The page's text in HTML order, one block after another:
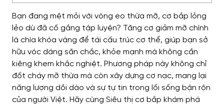
Bạn đang mệt mỏi với vòng eo thừa mỡ, cơ bắp lỏng
lẻo dù đã cố gắng tập luyện? Tăng cơ giảm mỡ chính
là chìa khóa vàng để tái cấu trúc cơ thể, giúp bạn sở
hữu vóc dáng săn chắc, khỏe mạnh mà không cần
kiêng khem khắc nghiệt. Phương pháp này không chỉ
đốt cháy mỡ thừa mà còn xây dựng cơ nạc, mang lại
năng lượng dồi dào và sự tự tin trong lối sống bận rộn
của người Việt. Hãy cùng Siêu thị cơ bắp khám phá